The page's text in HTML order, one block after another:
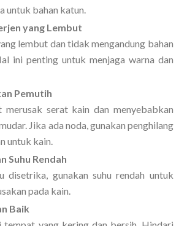
untuk bahan katun.
yang Lembut
lembut dan tidak mengandung bahan
ini penting untuk menjaga warna dan
Pemutih
merusak serat kain dan menyebabkan
Jika ada noda, gunakan penghilang
untuk kain.
Suhu Rendah
disetrika, gunakan suhu rendah untuk
pada kain.
Baik